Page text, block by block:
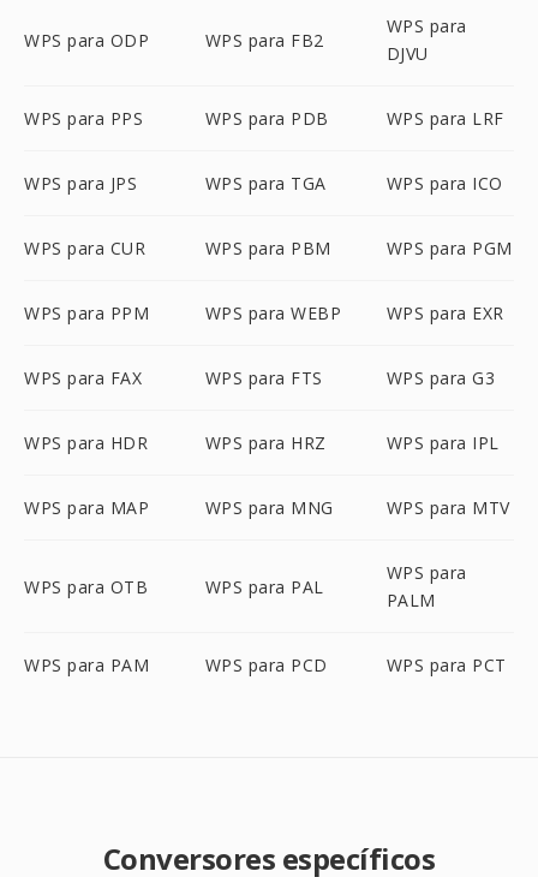
WPS para ODP WPS para FB2
WPS para
DJVU
WPS para PPS WPS para PDB WPS para LRF
WPS para JPS WPS para TGA WPS para ICO
WPS para CUR WPS para PBM WPS para PGM
WPS para PPM WPS para WEBP WPS para EXR
WPS para FAX WPS para FTS WPS para G3
WPS para HDR WPS para HRZ WPS para IPL
WPS para MAP WPS para MNG WPS para MTV
WPS para OTB WPS para PAL
WPS para
PALM
WPS para PAM WPS para PCD WPS para PCT
Conversores específicos